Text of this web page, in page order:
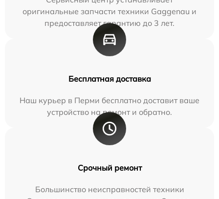
оригинальные запчасти техники Gaggenau и
предоставляет гарантию до 3 лет.
Бесплатная доставка
Наш курьер в Перми бесплатно доставит ваше
устройство на ремонт и обратно.
Срочный ремонт
Большинство неисправностей техники